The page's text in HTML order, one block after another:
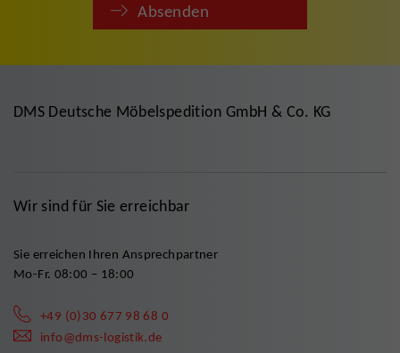
Absenden
DMS Deutsche Möbelspedition GmbH & Co. KG
Wir sind für Sie erreichbar
Sie erreichen Ihren Ansprechpartner
Mo-Fr. 08:00 – 18:00
+49 (0)30 677 98 68 0
info@dms-logistik.de